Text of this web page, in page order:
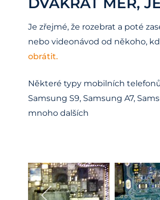
Je zřejmé, že rozebrat a poté
nebo videonávod od někoho,
obrátit.
Některé typy mobilních
Samsung S9, Samsung A7,
mnoho dalších